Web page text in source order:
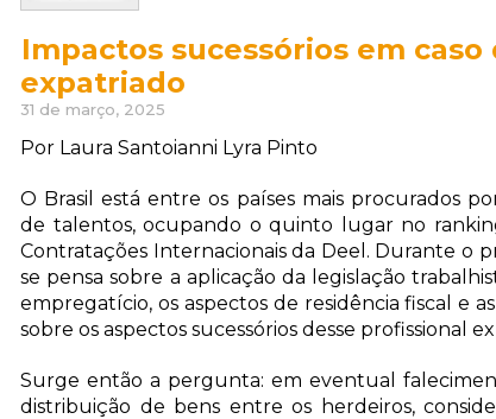
Impactos sucessórios em
expatriado
31 de março, 2025
Por Laura Santoianni Lyra Pinto
O Brasil está entre os países mais procurados
de talentos, ocupando o quinto lugar no
Contratações Internacionais da Deel. Durante o
se pensa sobre a aplicação da legislação
empregatício, os aspectos de residência fiscal e
sobre os aspectos sucessórios desse profissional
Surge então a pergunta: em eventual
distribuição de bens entre os herdeiros,